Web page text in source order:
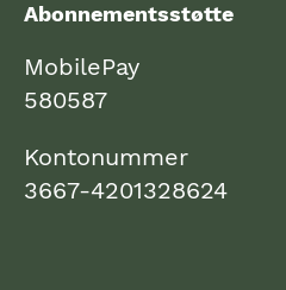
Abonnementsstøtte
MobilePay
580587
Kontonummer
3667-4201328624